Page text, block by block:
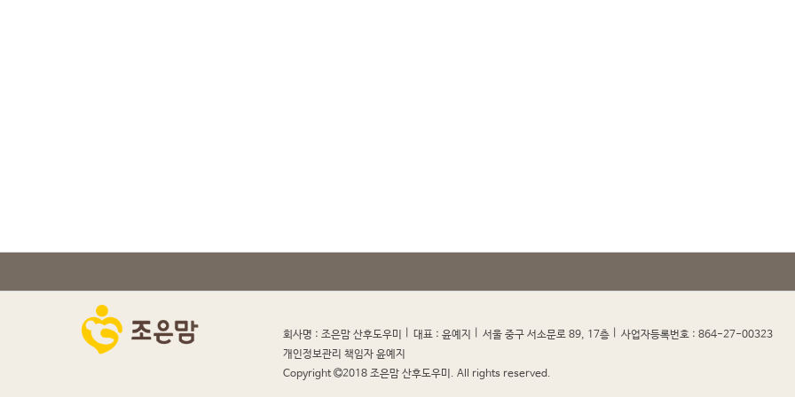
회사명 : 조은맘 산후도우미 대표 : 윤예지 서울 중구 서소문로 89, 17층 사업자등록번호 : 864-27-00323
개인정보관리 책임자 윤예지
Copyright
2018 조은맘 산후도우미. All rights reserved.